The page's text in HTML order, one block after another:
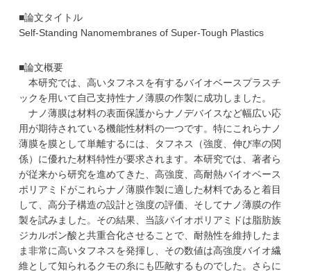
■論文タイトル
Self-Standing Nanomembranes of Super-Tough Plastics
■論文概要
本研究では、高いタフネスを有するバイオベースプラスチ
ックを用いて自己支持性ナノ薄膜の作製に成功しました。
ナノ薄膜は材料の表面保護からナノデバイスなど幅広い応
用が期待されている機能性材料の一つです。特にこれらナノ
薄膜を膜として単離するには、タフネス（強度、伸び率の関
係）に優れた材料特性が要求されます。本研究では、著者ら
が従来から研究を進めてきた、高強度、高耐熱バイオベース
ポリアミドがこれらナノ薄膜作製に適した材料であると着目
して、高分子構造の設計と強度の評価、そしてナノ薄膜の作
製を試みました。その結果、当該バイオポリアミドは脂肪族
ジカルボン酸と共重合化させることで、耐熱性を維持したま
ま非常に高いタフネスを発揮し、その数値は高強度バイオ繊
維として知られるクモの糸にも匹敵するものでした。さらに